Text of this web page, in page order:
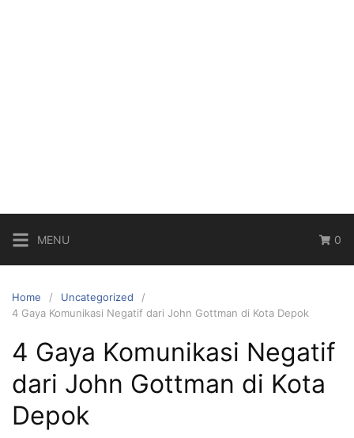
MENU 0
Home
Uncategorized
4 Gaya Komunikasi Negatif dari John Gottman di Kota Depok
4 Gaya Komunikasi Negatif
dari John Gottman di Kota
Depok